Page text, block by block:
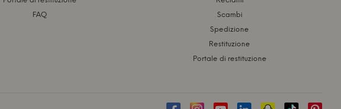
FAQ
Scambi
Spedizione
Restituzione
Portale di restituzione